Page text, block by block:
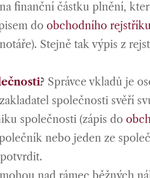
finanční částku plnění,
doobchodního rejstříku
Stejně tak výpis z
? Správce vkladů je
společnosti svěří
společnosti (zápis do
nebo jeden ze